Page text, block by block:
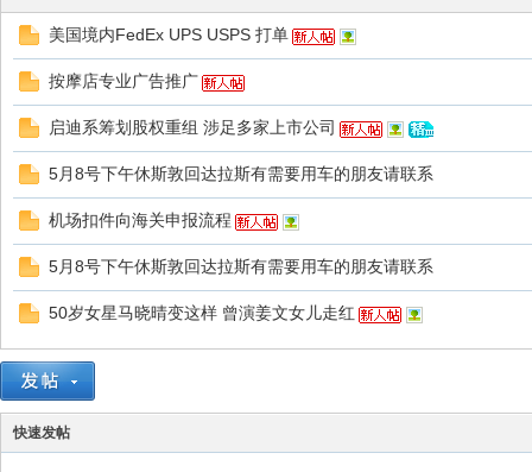
论
美国境内FedEx UPS USPS 打单
按摩店专业广告推广
启迪系筹划股权重组 涉足多家上市公司
5月8号下午休斯敦回达拉斯有需要用车的朋友请联系
机场扣件向海关申报流程
5月8号下午休斯敦回达拉斯有需要用车的朋友请联系
50岁女星马晓晴变这样 曾演姜文女儿走红
快速发帖